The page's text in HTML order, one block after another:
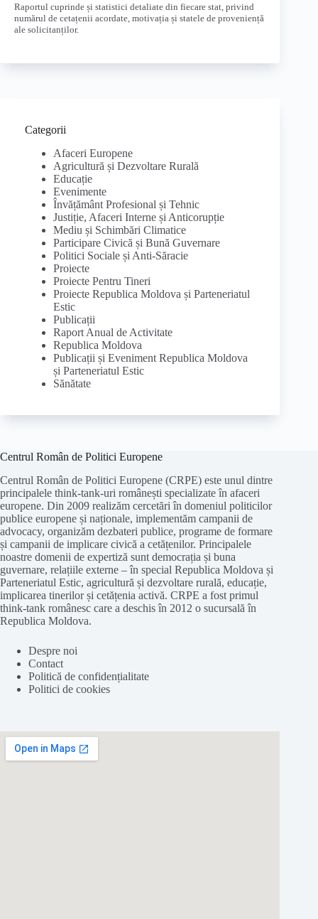
Raportul cuprinde și statistici detaliate din fiecare stat, privind
numărul de cetațenii acordate, motivația și statele de proveniență
ale solicitanților.
Categorii
Afaceri Europene
Agricultură și Dezvoltare Rurală
Educație
Evenimente
Învățământ Profesional și Tehnic
Justiție, Afaceri Interne și Anticorupție
Mediu și Schimbări Climatice
Participare Civică și Bună Guvernare
Politici Sociale și Anti-Săracie
Proiecte
Proiecte Pentru Tineri
Proiecte Republica Moldova și Parteneriatul
Estic
Publicații
Raport Anual de Activitate
Republica Moldova
Publicații și Eveniment Republica Moldova
și Parteneriatul Estic
Sănătate
Centrul Român de Politici Europene
Centrul Român de Politici Europene (CRPE) este unul dintre
principalele think-tank-uri românești specializate în afaceri
europene. Din 2009 realizăm cercetări în domeniul politicilor
publice europene și naționale, implementăm campanii de
advocacy, organizăm dezbateri publice, programe de formare
și campanii de implicare civică a cetățenilor. Principalele
noastre domenii de expertiză sunt democrația și buna
guvernare, relațiile externe – în special Republica Moldova și
Parteneriatul Estic, agricultură și dezvoltare rurală, educație,
implicarea tinerilor și cetățenia activă. CRPE a fost primul
think-tank românesc care a deschis în 2012 o sucursală în
Republica Moldova.
Despre noi
Contact
Politică de confidențialitate
Politici de cookies